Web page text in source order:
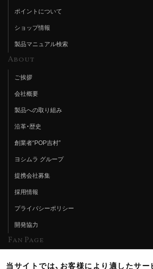
ポイントについて
ショップ情報
製品マニュアル検索
About
ご挨拶
会社概要
製品への取り組み
沿革・歴史
創業者“POP吉村”
ヨシムラ グループ
提携会社募集
採用情報
プライバシーポリシー
開発協力
Fan Page
当サイトでは、お客様により適したサ